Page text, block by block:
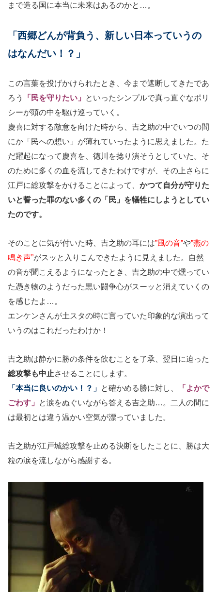
まで造る国に本当に未来はあるのかと…。
「西郷どんが背負う、新しい日本っていうの
はなんだい！？」
この言葉を投げかけられたとき、今まで遮断してきたであ
ろう
「民を守りたい」
といったシンプルで真っ直ぐなポリ
シーが頭の中を駆け巡っていく。
慶喜に対する敵意を向けた時から、吉之助の中でいつの間
にか「民への想い」が薄れていったように思えました。た
だ躍起になって慶喜を、徳川を捻り潰そうとしていた。そ
のために多くの血を流してきたわけですが、その上さらに
江戸に総攻撃をかけることによって、 かつて自分が守りた
いと誓った罪のない多くの「民」を犠牲にしようとしてい
たのです。
そのことに気が付いた時、吉之助の耳には”風の音”や”燕の
鳴き声”がスッと入りこんできたように見えました。自然
の音が聞こえるようになったとき、吉之助の中で燻ってい
た憑き物のようだった黒い闘争心がスーッと消えていくの
を感じたよ…。
エンケンさんが土スタの時に言っていた印象的な演出って
いうのはこれだったわけか！
吉之助は静かに勝の条件を飲むことを了承、翌日に迫った
総攻撃も中止させることにします。
「本当に良いのかい！？」 と確かめる勝に対し、
「よかで
ごわす」
と涙をぬぐいながら答える吉之助…。二人の間に
は最初とは違う温かい空気が漂っていました。
吉之助が江戸城総攻撃を止める決断をしたことに、勝は大
粒の涙を流しながら感謝する。